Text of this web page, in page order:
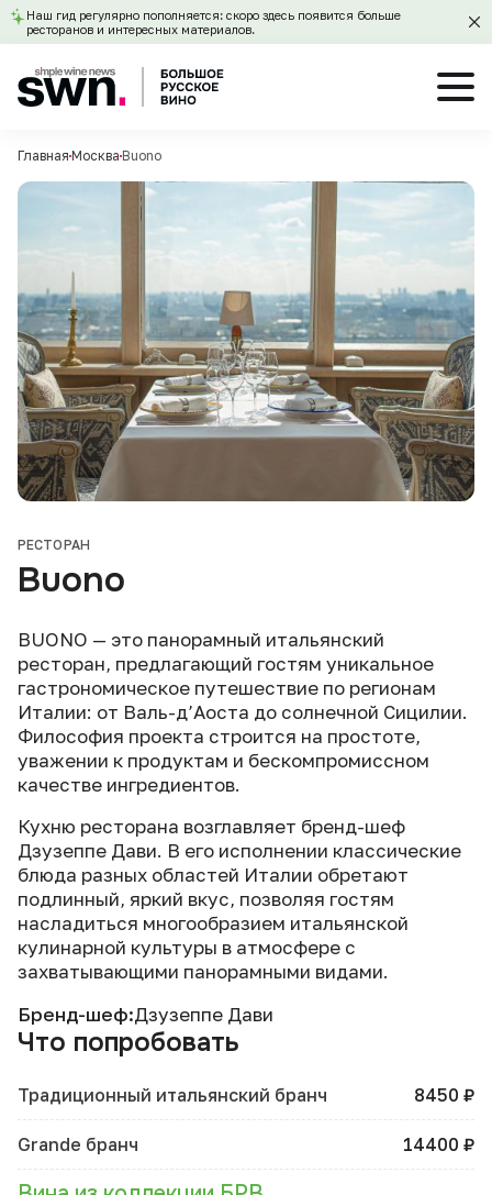
Наш гид регулярно пополняется: скоро здесь появится больше
ресторанов и интересных материалов.
Главная Москва Buono
РЕСТОРАН
Buono
BUONO — это панорамный итальянский
ресторан, предлагающий гостям уникальное
гастрономическое путешествие по регионам
Италии: от Валь-д’Аоста до солнечной Сицилии.
Философия проекта строится на простоте,
уважении к продуктам и бескомпромиссном
качестве ингредиентов.
Кухню ресторана возглавляет бренд-шеф
Дзузеппе Дави. В его исполнении классические
блюда разных областей Италии обретают
подлинный, яркий вкус, позволяя гостям
насладиться многообразием итальянской
кулинарной культуры в атмосфере с
захватывающими панорамными видами.
Бренд-шеф:Дзузеппе Дави
Что попробовать
Традиционный итальянский бранч 8450 ₽
Grande бранч 14400 ₽